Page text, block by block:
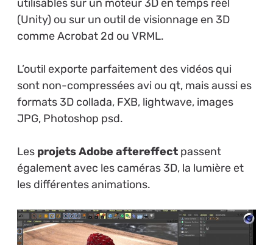
utilisables sur un moteur 3D en temps réel
(Unity) ou sur un outil de visionnage en 3D
comme Acrobat 2d ou VRML.
L’outil exporte parfaitement des vidéos qui
sont non-compressées avi ou qt, mais aussi es
formats 3D collada, FXB, lightwave, images
JPG, Photoshop psd.
Les projets Adobe aftereffectpassent
également avec les caméras 3D, la lumière et
les différentes animations.